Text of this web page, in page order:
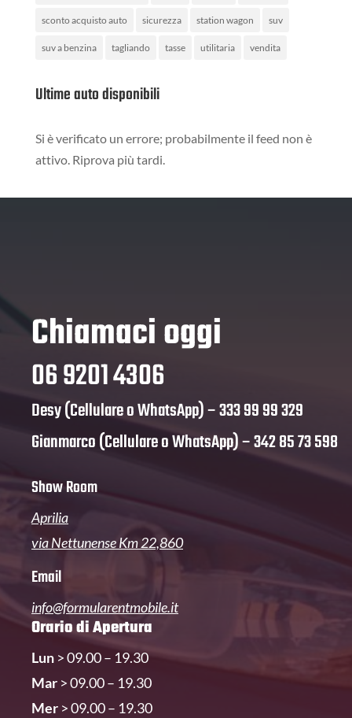
sconto acquisto auto sicurezza station wagon suv
suv a benzina tagliando tasse utilitaria vendita
Ultime auto disponibili
Si è verificato un errore; probabilmente il feed non è
attivo. Riprova più tardi.
Chiamaci oggi
06 9201 4306
Desy (Cellulare o WhatsApp) –333 99 99 329
Gianmarco (Cellulare o WhatsApp) –342 85 73 598
Show Room
Aprilia
via Nettunense Km 22,860
Email
info@formularentmobile.it
Orario di Apertura
Lun > 09.00 – 19.30
Mar > 09.00 – 19.30
Mer > 09.00 – 19.30